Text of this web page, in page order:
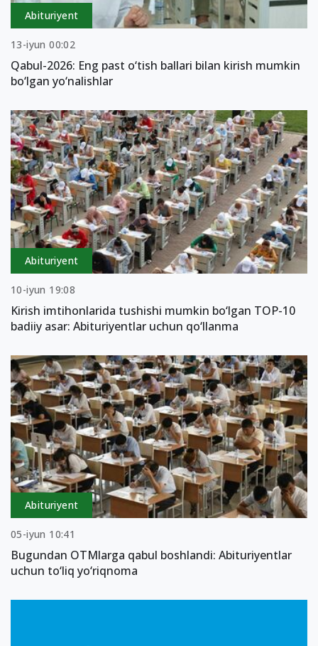
Abituriyent
13-iyun 00:02
Qabul-2026: Eng past o‘tish ballari bilan kirish mumkin
bo‘lgan yo‘nalishlar
Abituriyent
10-iyun 19:08
Kirish imtihonlarida tushishi mumkin bo‘lgan TOP-10
badiiy asar: Abituriyentlar uchun qo‘llanma
Abituriyent
05-iyun 10:41
Bugundan OTMlarga qabul boshlandi: Abituriyentlar
uchun to‘liq yo‘riqnoma